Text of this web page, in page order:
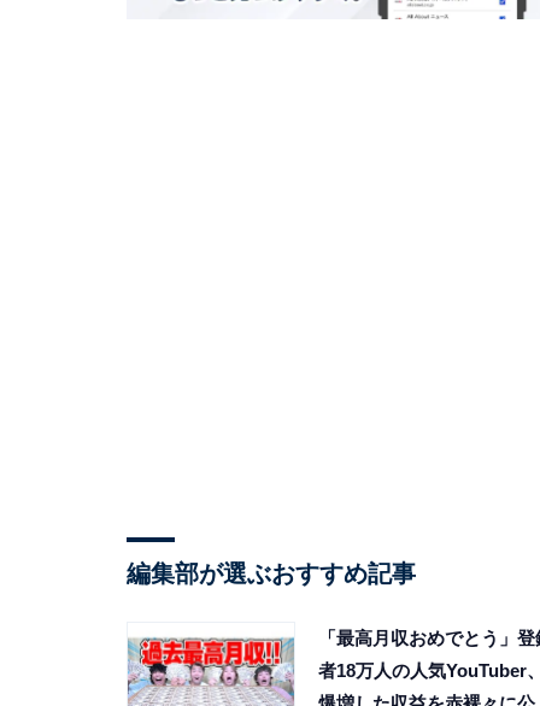
編集部が選ぶおすすめ記事
「最高月収おめでとう」登
者18万人の人気YouTuber